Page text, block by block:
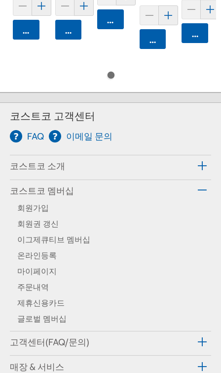
카트에 담기 카트에 담기
카트에 담기
카트에 담기
카트에
코스트코 고객센터
FAQ 이메일 문의
코스트코 소개
코스트코 멤버십
회원가입
회원권 갱신
이그제큐티브 멤버십
온라인등록
마이페이지
주문내역
제휴신용카드
글로벌 멤버십
고객센터(FAQ/문의)
매장 & 서비스